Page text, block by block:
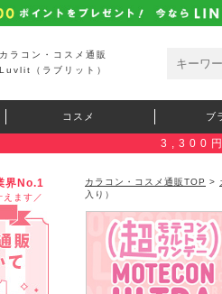
カラコン・コスメ通販
Luvlit（ラブリット）
コスメ ブ
3,300円
界No.1
えます／
カラコン・コスメ通販TOP >
入り）